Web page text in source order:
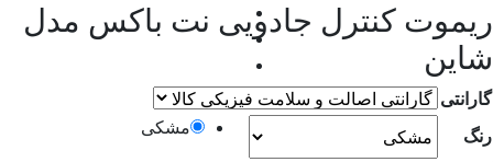
ریموت کنترل جادویی نت باکس مدل
شاین
گارانتی
رنگ
مشکی